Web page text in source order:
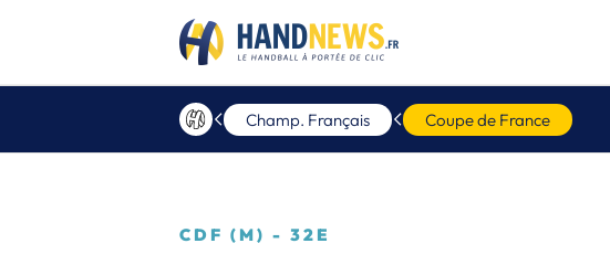
Champ. Français Coupe de France
CDF (M) - 32E